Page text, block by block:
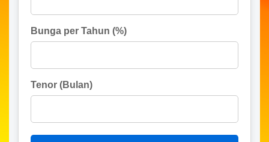
Bunga per Tahun (%)
Tenor (Bulan)